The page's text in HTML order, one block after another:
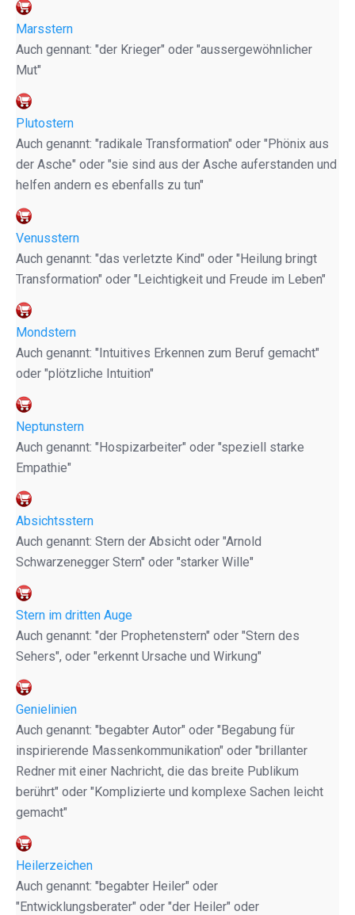
Marsstern
Auch gennant: "der Krieger" oder "aussergewöhnlicher
Mut"
Plutostern
Auch genannt: "radikale Transformation" oder "Phönix aus
der Asche" oder "sie sind aus der Asche auferstanden und
helfen andern es ebenfalls zu tun"
Venusstern
Auch genannt: "das verletzte Kind" oder "Heilung bringt
Transformation" oder "Leichtigkeit und Freude im Leben"
Mondstern
Auch genannt: "Intuitives Erkennen zum Beruf gemacht"
oder "plötzliche Intuition"
Neptunstern
Auch genannt: "Hospizarbeiter" oder "speziell starke
Empathie"
Absichtsstern
Auch genannt: Stern der Absicht oder "Arnold
Schwarzenegger Stern" oder "starker Wille"
Stern im dritten Auge
Auch genannt: "der Prophetenstern" oder "Stern des
Sehers", oder "erkennt Ursache und Wirkung"
Genielinien
Auch genannt: "begabter Autor" oder "Begabung für
inspirierende Massenkommunikation" oder "brillanter
Redner mit einer Nachricht, die das breite Publikum
berührt" oder "Komplizierte und komplexe Sachen leicht
gemacht"
Heilerzeichen
Auch genannt: "begabter Heiler" oder
"Entwicklungsberater" oder "der Heiler" oder